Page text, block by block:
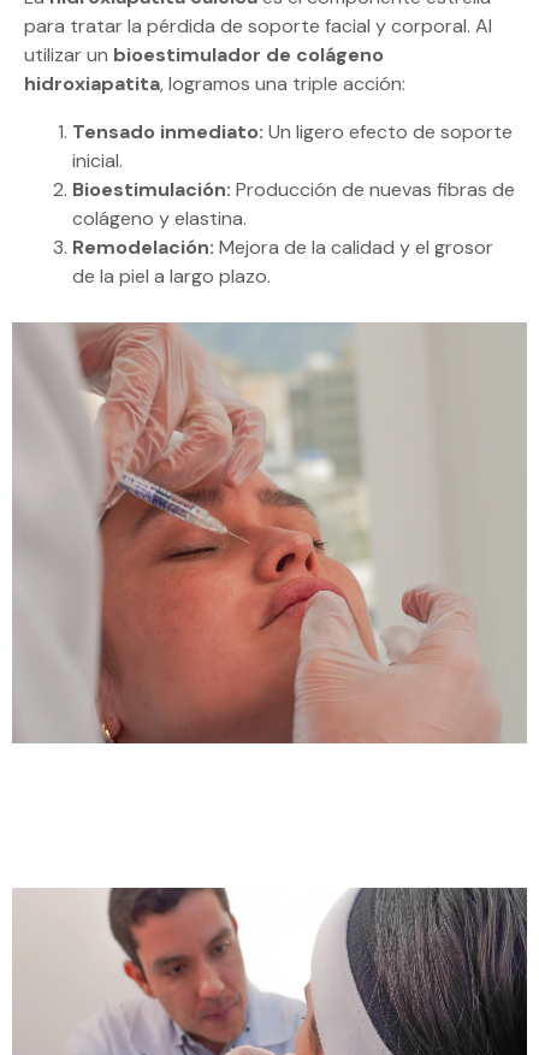
para tratar la pérdida de soporte facial y corporal. Al
utilizar un bioestimulador de colágeno
hidroxiapatita, logramos una triple acción:
Tensado inmediato: Un ligero efecto de soporte
inicial.
Bioestimulación: Producción de nuevas fibras de
colágeno y elastina.
Remodelación: Mejora de la calidad y el grosor
de la piel a largo plazo.